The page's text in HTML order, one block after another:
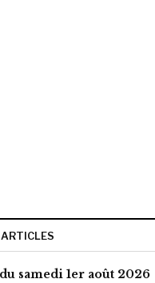
samedi 1er août 2026